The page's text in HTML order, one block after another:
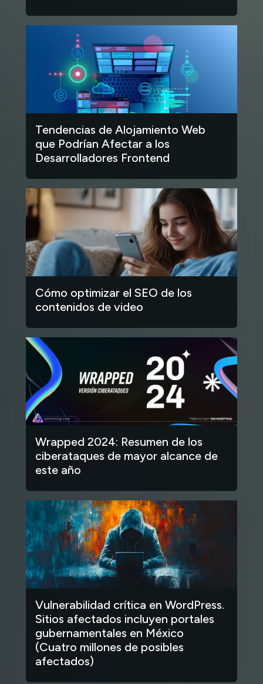
Tendencias de Alojamiento Web
que Podrían Afectar a los
Desarrolladores Frontend
Cómo optimizar el SEO de los
contenidos de video
Wrapped 2024: Resumen de los
ciberataques de mayor alcance de
este año
Vulnerabilidad crítica en WordPress.
Sitios afectados incluyen portales
gubernamentales en México
(Cuatro millones de posibles
afectados)